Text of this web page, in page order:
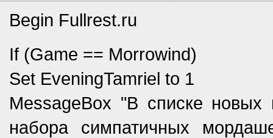
Begin Fullrest.ru
If (Game == Morrowind)
Set EveningTamriel to 1
MessageBox "В списке
набора симпатичных